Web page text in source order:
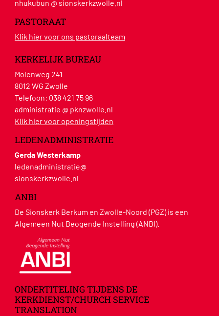
nhukubun @ sionskerkzwolle.nl
PASTORAAT
Klik hier voor ons pastoraalteam
KERKELIJK BUREAU
Molenweg 241
8012 WG Zwolle
Telefoon: 038 421 75 96
administratie @ pknzwolle.nl
Klik hier voor openingstijden
LEDENADMINISTRATIE
Gerda Westerkamp
ledenadministratie@
sionskerkzwolle.nl
ANBI
De Sionskerk Berkum en Zwolle-Noord (PGZ) is een
Algemeen Nut Beogende Instelling (ANBI).
ONDERTITELING TIJDENS DE
KERKDIENST/CHURCH SERVICE
TRANSLATION